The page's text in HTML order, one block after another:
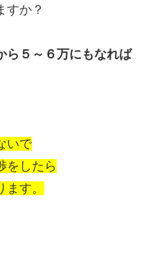
すか？
ら５～６万にもなれば
いで
をしたら
す。